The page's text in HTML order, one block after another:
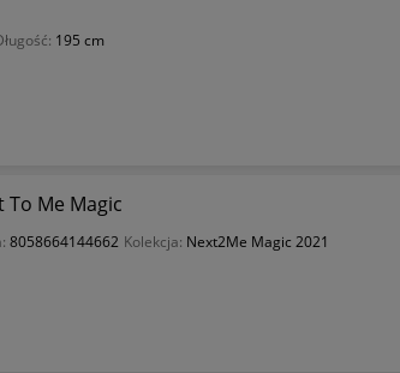
195 cm
To Me Magic
8058664144662 Kolekcja: Next2Me Magic 2021